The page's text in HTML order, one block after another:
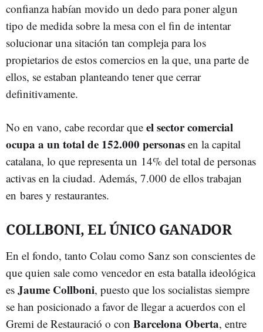
confianza habían movido un dedo para poner algun
tipo de medida sobre la mesa con el fin de intentar
solucionar una sitación tan compleja para los
propietarios de estos comercios en la que, una parte de
ellos, se estaban planteando tener que cerrar
definitivamente.
No en vano, cabe recordar que el sector comercial
ocupa a un total de 152.000 personas en la capital
catalana, lo que representa un 14% del total de personas
activas en la ciudad. Además, 7.000 de ellos trabajan
en bares y restaurantes.
COLLBONI, EL ÚNICO GANADOR
En el fondo, tanto Colau como Sanz son conscientes de
que quien sale como vencedor en esta batalla ideológica
es Jaume Collboni, puesto que los socialistas siempre
se han posicionado a favor de llegar a acuerdos con el
Gremi de Restauració o con Barcelona Oberta, entre